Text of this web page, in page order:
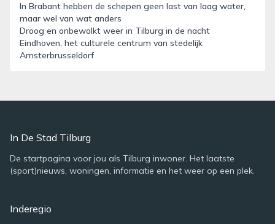
In Brabant hebben de schepen geen last van laag water,
maar wel van wat anders
Droog en onbewolkt weer in Tilburg in de nacht
Eindhoven, het culturele centrum van stedelijk
Amsterbrusseldorf
In De Stad Tilburg
De startpagina voor jou als Tilburg inwoner. Het laatste
(sport)nieuws, woningen, informatie en het weer op een plek.
Inderegio